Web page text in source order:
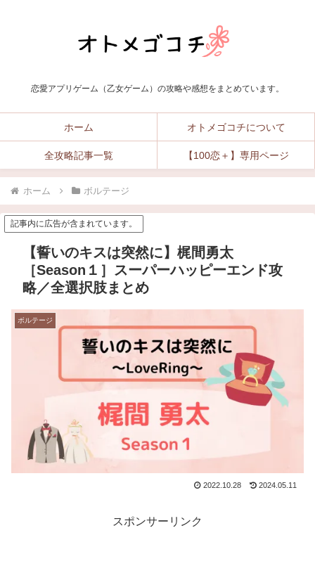
恋愛アプリゲーム（乙女ゲーム）の攻略や感想をまとめています。
ホーム オトメゴコチについて
全攻略記事一覧 【100恋＋】専用ページ
ホーム ボルテージ
記事内に広告が含まれています。
【誓いのキスは突然に】梶間勇太
［Season１］スーパーハッピーエンド攻
略／全選択肢まとめ
ボルテージ
2022.10.28 2024.05.11
スポンサーリンク